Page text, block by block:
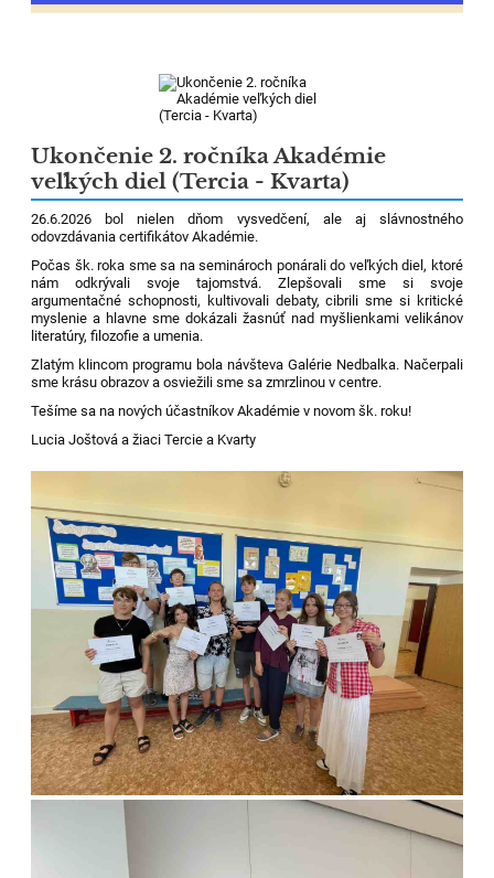
Ukončenie 2. ročníka Akadémie
veľkých diel (Tercia - Kvarta)
26.6.2026 bol nielen dňom vysvedčení, ale aj slávnostného
odovzdávania certifikátov Akadémie.
Počas šk. roka sme sa na seminároch ponárali do veľkých diel, ktoré
nám odkrývali svoje tajomstvá. Zlepšovali sme si svoje
argumentačné schopnosti, kultivovali debaty, cibrili sme si kritické
myslenie a hlavne sme dokázali žasnúť nad myšlienkami velikánov
literatúry, filozofie a umenia.
Zlatým klincom programu bola návšteva Galérie Nedbalka. Načerpali
sme krásu obrazov a osviežili sme sa zmrzlinou v centre.
Tešíme sa na nových účastníkov Akadémie v novom šk. roku!
Lucia Joštová a žiaci Tercie a Kvarty